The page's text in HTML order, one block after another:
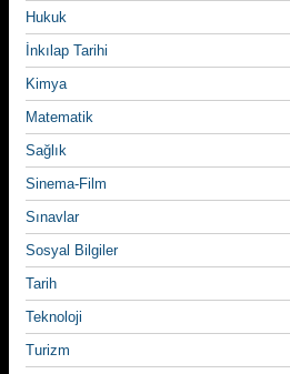
Hukuk
İnkılap Tarihi
Kimya
Matematik
Sağlık
Sinema-Film
Sınavlar
Sosyal Bilgiler
Tarih
Teknoloji
Turizm